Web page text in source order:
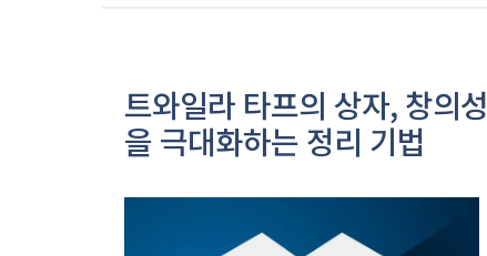
트와일라 타프의 상자, 창의성
을 극대화하는 정리 기법